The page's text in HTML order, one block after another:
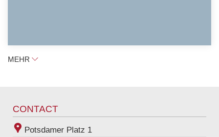
MEHR
CONTACT
Potsdamer Platz 1